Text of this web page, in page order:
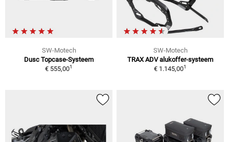
SW-Motech
Dusc Topcase-Systeem
€ 555,001
SW-Motech
TRAX ADV alukoffer-systeem
€ 1.145,001